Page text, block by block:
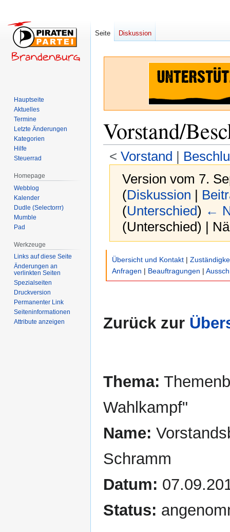
Vorstand/
< Vorstand ‎ |
Version vom 7.
(Diskussion |
(Unterschied) ←
(Unterschied) |
Zur
springen
Zur
springen
Übersicht und Kontakt |
Anfragen | Beauftragungen |
Zurück zur
Thema:
Wahlkampf"
Name:
Schramm
Datum:
Status:
Seite Diskussion
Hauptseite
Aktuelles
Termine
Letzte Änderungen
Kategorien
Hilfe
Steuerrad
Homepage
Webblog
Kalender
Dudle (Selectorrr)
Mumble
Pad
Werkzeuge
Links auf diese Seite
Änderungen an
verlinkten Seiten
Spezialseiten
Druckversion
Permanenter Link
Seiten­­informationen
Attribute anzeigen